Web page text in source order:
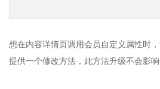
想在内容详情页调用会员自定义属性时
提供一个修改方法，此方法升级不会影响